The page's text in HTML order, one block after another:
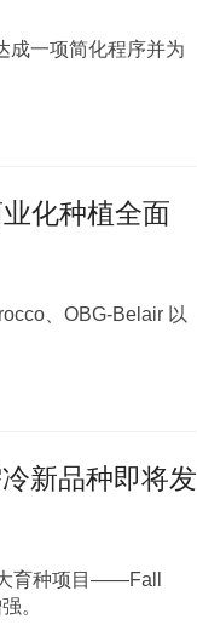
成一项简化程序并为
化种植全面
、OBG-Belair 以
新品种即将发
育种项目——Fall
。